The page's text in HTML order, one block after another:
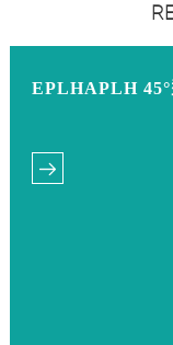
EPLHAPLH 45°